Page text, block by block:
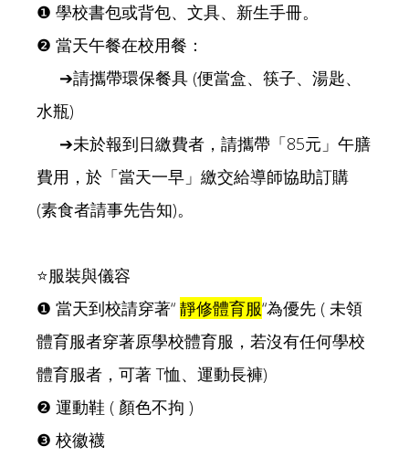
❶ 學校書包或背包、文具、新生手冊。
❷ 當天午餐在校用餐：
➔請攜帶環保餐具 (便當盒、筷子、湯匙、
水瓶)
➔未於報到日繳費者，請攜帶「85元」午膳
費用，於「當天一早」繳交給導師協助訂購
(素食者請事先告知)。
⭐服裝與儀容
❶ 當天到校請穿著“ 靜修體育服“為優先 ( 未領
體育服者穿著原學校體育服，若沒有任何學校
體育服者，可著 T恤、運動長褲)
❷ 運動鞋 ( 顏色不拘 )
❸ 校徽襪